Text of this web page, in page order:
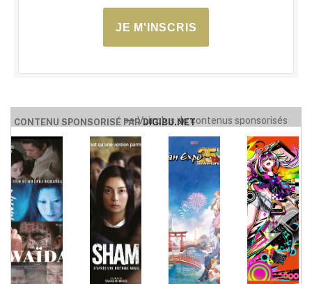
JE M'INSCRIS
CONTENU SPONSORISÉ PARDIGIBU.NET
Voir plus de contenus sponsorisés